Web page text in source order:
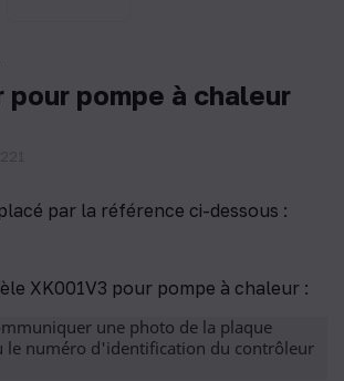
pour pompe à chaleur
par la référence ci-dessous :
XK001V3 pour pompe à chaleur :
une photo de la plaque
le numéro d'identification du contrôleur